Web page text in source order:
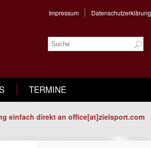
Impressum Datenschutzerklärung
TERMINE
einfach direkt an office[at]zielsport.com